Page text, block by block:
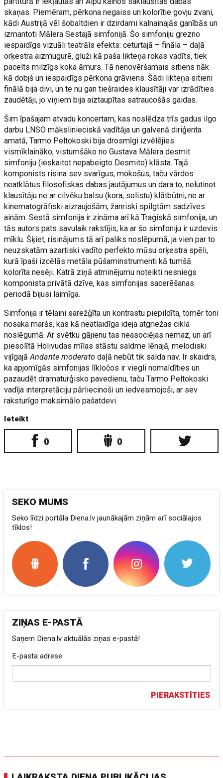
skaņas. Piemēram, pērkona negaiss un kolorītie govju zvani,
kādi Austrijā vēl šobaltdien ir dzirdami kalnainajās ganībās un
izmantoti Mālera Sestajā simfonijā. Šo simfoniju grezno
iespaidīgs vizuāli teatrāls efekts: ceturtajā – fināla – daļā
orķestra aizmugurē, gluži kā paša likteņa rokas vadīts, tiek
pacelts milzīgs koka āmurs. Tā nenovēršamais sitiens nāk
kā dobjš un iespaidīgs pērkona grāviens. Šādi likteņa sitieni
finālā bija divi, un te nu gan tiešraides klausītāji var izrādīties
zaudētāji, jo viņiem bija aiztaupītas satraucošās gaidas.
Šim īpašajam atvadu koncertam, kas noslēdza trīs gadus ilgo
darbu LNSO mākslinieciskā vadītāja un galvenā diriģenta
amatā, Tarmo Peltokoski bija drosmīgi izvēlējies
vismīklaināko, vistumšāko no Gustava Mālera desmit
simfoniju (ieskaitot nepabeigto Desmito) klāsta. Tajā
komponists risina sev svarīgus, mokošus, taču vārdos
neatklātus filosofiskas dabas jautājumus un dara to, nelutinot
klausītāju ne ar cilvēku balsu (kora, solistu) klātbūtni, ne ar
kinematogrāfiski aizraujošām, žanriski spilgtām sadzīves
ainām. Sestā simfonija ir zināma arī kā Traģiskā simfonija, un
tās autors pats savulaik rakstījis, ka ar šo simfoniju ir uzdevis
mīklu. Šķiet, risinājums tā arī paliks noslēpumā, ja vien par to
neuzskatām azartiski vadīto perfekto mūsu orķestra spēli,
kurā īpaši izcēlās metāla pūšaminstrumenti kā tumšā
kolorīta nesēji. Katrā ziņā atminējumu noteikti nesniegs
komponista privātā dzīve, kas simfonijas sacerēšanas
periodā bijusi laimīga.
Simfonija ir tēlaini sarežģīta un kontrastu piepildīta, tomēr toni
nosaka maršs, kas kā neatlaidīga ideja atgriežas cikla
noslēgumā. Ar svētku gājienu tas neasociējas nemaz, un arī
piesolītā Holivudas mīlas stāstu saldme lēnajā, melodiski
vijīgajāAndante moderato daļā nebūt tik salda nav. Ir skaidrs,
ka apjomīgās simfonijas līkločos ir viegli nomaldīties un
pazaudēt dramaturģisko pavedienu, taču Tarmo Peltokoski
vadīja interpretāciju pārliecinoši un iedvesmojoši, ar sev
raksturīgo maksimālo pašatdevi.
Ieteikt
0 0
SEKO MUMS
Seko līdzi portāla Diena.lv jaunākajām ziņām arī sociālajos
tīklos!
ZIŅAS E-PASTĀ
Saņem Diena.lv aktuālās ziņas e-pastā!
E-pasta adrese
PIERAKSTĪTIES